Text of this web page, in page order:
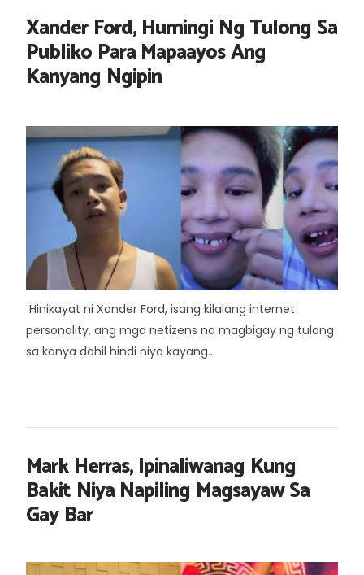
Xander Ford, Humingi Ng Tulong Sa
Publiko Para Mapaayos Ang
Kanyang Ngipin
Hinikayat ni Xander Ford, isang kilalang internet
personality, ang mga netizens na magbigay ng tulong
sa kanya dahil hindi niya kayang...
Mark Herras, Ipinaliwanag Kung
Bakit Niya Napiling Magsayaw Sa
Gay Bar